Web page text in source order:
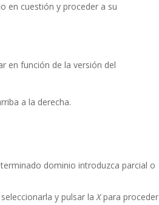
en cuestión y proceder a su
en función de la versión del
a la derecha.
dominio introduzca parcial o
y pulsar laXpara proceder